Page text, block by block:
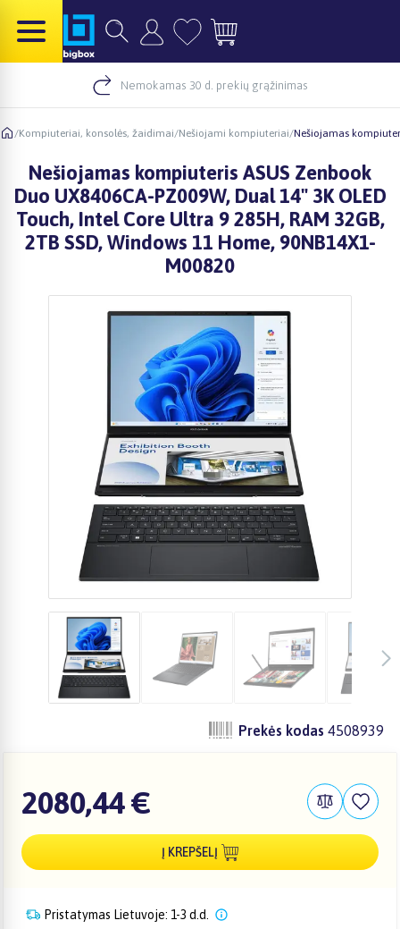
Nemokamas 30 d. prekių grąžinimas
/Kompiuteriai, konsolės, žaidimai/Nešiojami kompiuteriai/Nešiojamas
Nešiojamas kompiuteris ASUS Zenbook
Duo UX8406CA-PZ009W, Dual 14" 3K OLED
Touch, Intel Core Ultra 9 285H, RAM 32GB,
2TB SSD, Windows 11 Home, 90NB14X1-
M00820
Prekės kodas 4508939
2080,44 €
Į KREPŠELĮ
Pristatymas Lietuvoje: 1-3 d.d.